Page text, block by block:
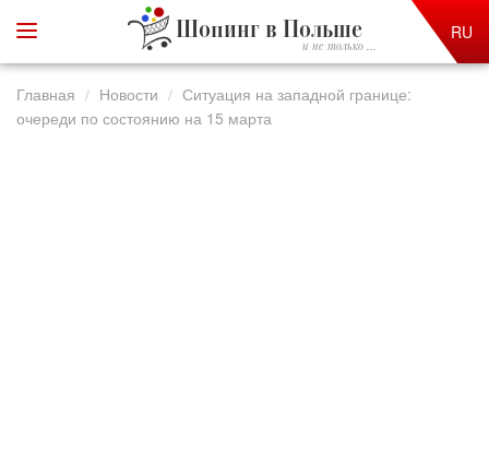
Шопинг в Польше
и не только ...
RU
Главная Новости
Ситуация на западной границе:
очереди по состоянию на 15 марта